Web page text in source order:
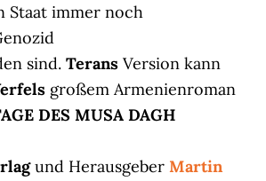
Staat immer noch
sind.TeransVersion kann
großem Armenienroman
DES MUSA DAGH
und HerausgeberMartin